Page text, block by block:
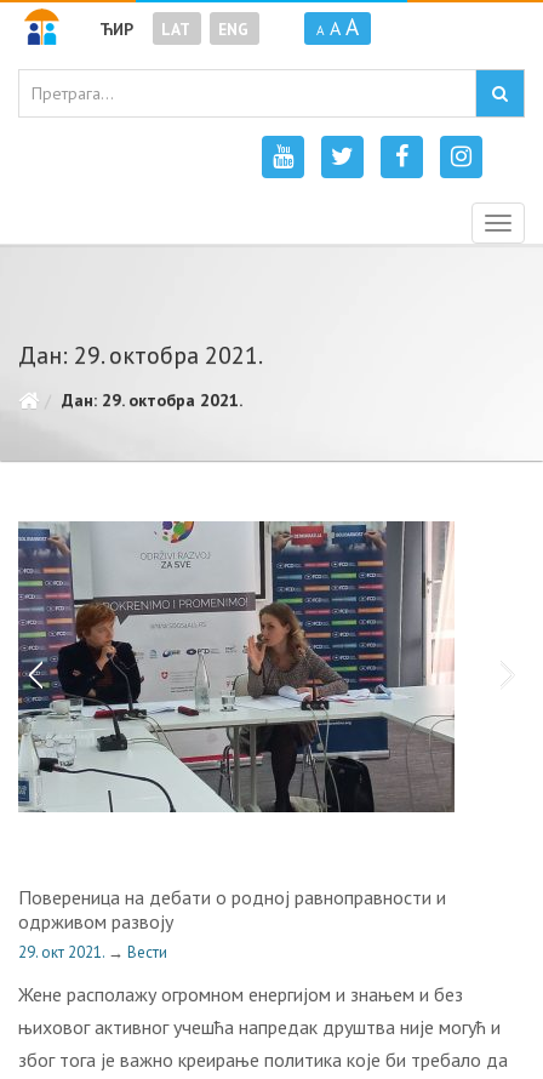
ЋИР LAT ENG A A A
Дан: 29. октобра 2021.
Дан: 29. октобра 2021.
Повереница на дебати о родној равноправности и
одрживом развоју
29. окт 2021. → Вести
Жене располажу огромном енергијом и знањем и без
њиховог активног учешћа напредак друштва није могућ и
због тога је важно креирање политика које би требало да